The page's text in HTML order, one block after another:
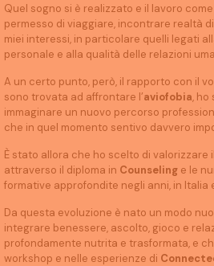
Quel sogno si è realizzato e il lavoro
permesso di viaggiare, incontrare realtà
miei interessi, in particolare quelli legati
personale e alla qualità delle relazioni
A un certo punto, però, il rapporto con il
sono trovata ad affrontare l’aviofobia,
immaginare un nuovo percorso
che in quel momento sentivo davvero
È stato allora che ho scelto di valorizzare
attraverso il diploma in Counseling e le
formative approfondite negli anni, in Italia
Da questa evoluzione è nato un modo
integrare benessere, ascolto, gioco e
profondamente nutrita e trasformata, e
workshop e nelle esperienze di